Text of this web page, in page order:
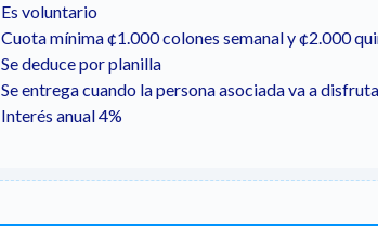
Es voluntario
Cuota mínima ¢1.000 colones semanal y ¢2.000
Se deduce por planilla
Se entrega cuando la persona asociada va a
Interés anual 4%